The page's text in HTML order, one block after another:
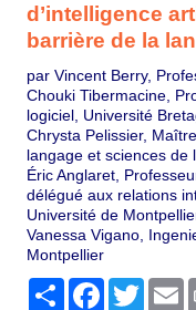
d’intelligence
barrière de la
par Vincent Berry,
Chouki Tibermacine,
logiciel, Université
Chrysta Pelissier,
langage et sciences de
Éric Anglaret,
délégué aux relations
Université de
Vanessa Vigano,
Montpellier
PartagerFacebook
Twitter